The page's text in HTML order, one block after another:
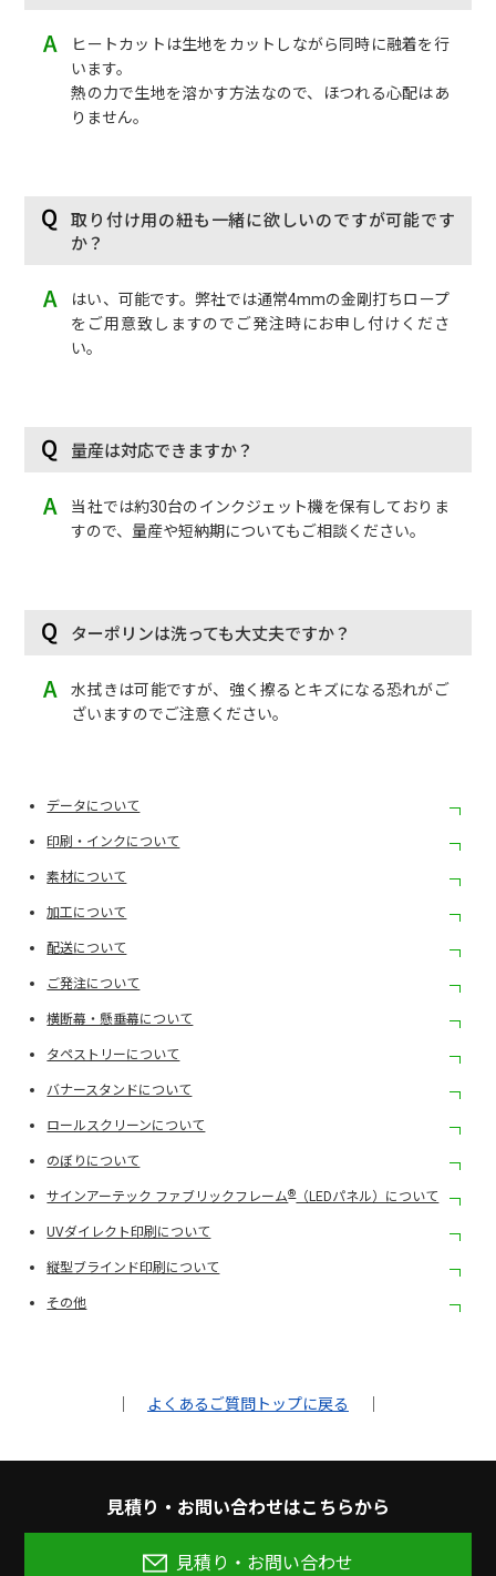
ヒートカットは生地をカットしながら同時に融着を行
います。
熱の力で生地を溶かす方法なので、ほつれる心配はあ
りません。
取り付け用の紐も一緒に欲しいのですが可能です
か？
はい、可能です。弊社では通常4mmの金剛打ちロープ
をご用意致しますのでご発注時にお申し付けくださ
い。
量産は対応できますか？
当社では約30台のインクジェット機を保有しておりま
すので、量産や短納期についてもご相談ください。
ターポリンは洗っても大丈夫ですか？
水拭きは可能ですが、強く擦るとキズになる恐れがご
ざいますのでご注意ください。
データについて
印刷・インクについて
素材について
加工について
配送について
ご発注について
横断幕・懸垂幕について
タペストリーについて
バナースタンドについて
ロールスクリーンについて
のぼりについて
サインアーテック ファブリックフレーム®︎（LEDパネル）について
UVダイレクト印刷について
縦型ブラインド印刷について
その他
よくあるご質問トップに戻る
⾒積り‧お問い合わせはこちらから
見積り・お問い合わせ